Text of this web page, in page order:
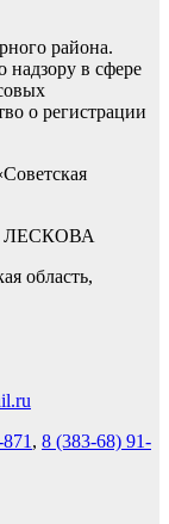
района.
надзору в сфере
о регистрации
ЛЕСКОВА
область,
, 8 (383-68) 91-